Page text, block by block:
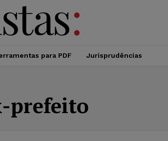
para PDF Jurisprudências
prefeito